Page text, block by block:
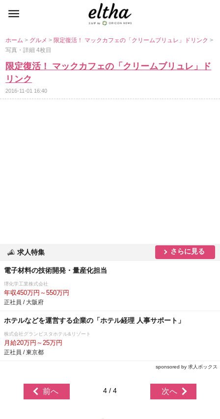
ホーム> グルメ> 限定復活！ マックカフェの「クリームブリュレ」ドリンク>
写真・詳細 4枚目
限定復活！ マックカフェの「クリームブリュレ」ド
リンク
2016-11-01 16:40
求人特集 さらに見る
電子材料の技術開発・量産化担当
堺化学工業株式会社
年収450万円～550万円
正社員 / 大阪府
ホテルなどを運営する企業の「ホテル経理 人事サポート」
株式会社グランビスタホテル&リゾート
月給20万円～25万円
正社員 / 東京都
sponsored by 求人ボックス
前へ 4 / 4 次へ